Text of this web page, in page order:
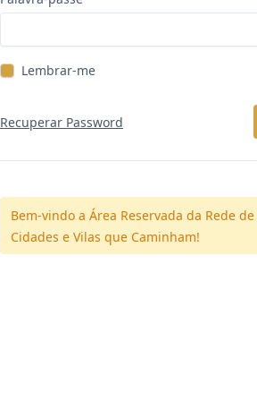
Lembrar-me
Recuperar Password
Bem-vindo a Área Reservada da Rede de
Cidades e Vilas que Caminham!